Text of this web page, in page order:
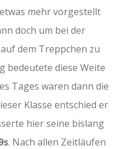
mehr vorgestellt
doch um bei der
dem Treppchen zu
bedeutete diese Weite
Tages waren dann die
Klasse entschied er
hier seine bislang
. Nach allen Zeitläufen